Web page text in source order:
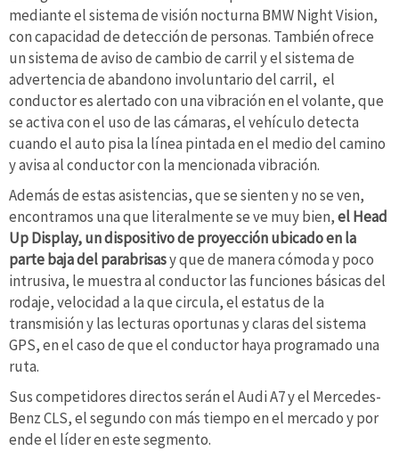
mediante el sistema de visión nocturna BMW Night Vision,
con capacidad de detección de personas. También ofrece
un sistema de aviso de cambio de carril y el sistema de
advertencia de abandono involuntario del carril, el
conductor es alertado con una vibración en el volante, que
se activa con el uso de las cámaras, el vehículo detecta
cuando el auto pisa la línea pintada en el medio del camino
y avisa al conductor con la mencionada vibración.
Además de estas asistencias, que se sienten y no se ven,
encontramos una que literalmente se ve muy bien,el Head
Up Display, un dispositivo de proyección ubicado en la
parte baja del parabrisasy que de manera cómoda y poco
intrusiva, le muestra al conductor las funciones básicas del
rodaje, velocidad a la que circula, el estatus de la
transmisión y las lecturas oportunas y claras del sistema
GPS, en el caso de que el conductor haya programado una
ruta.
Sus competidores directos serán el Audi A7 y el Mercedes-
Benz CLS, el segundo con más tiempo en el mercado y por
ende el líder en este segmento.